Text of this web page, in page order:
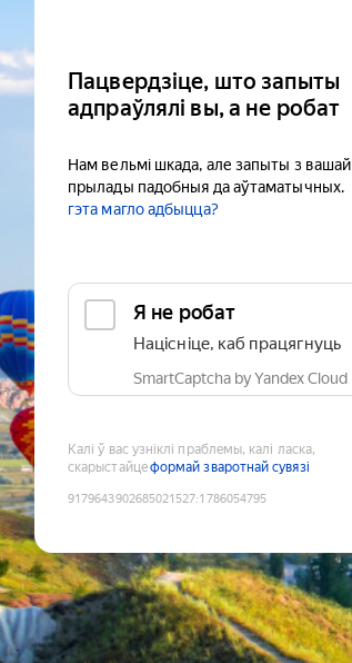
Пацвердзіце, што запыты
адпраўлялі вы, а не робат
Нам вельмі шкада, але запыты з вашай
прылады падобныя да аўтаматычных.
гэта магло адбыцца?
Я не робат
Націсніце, каб працягнуць
SmartCaptcha by Yandex Cloud
Калі ў вас узніклі праблемы, калі ласка,
скарыстайцеформай зваротнай сувязі
9179643902685021527:1786054795